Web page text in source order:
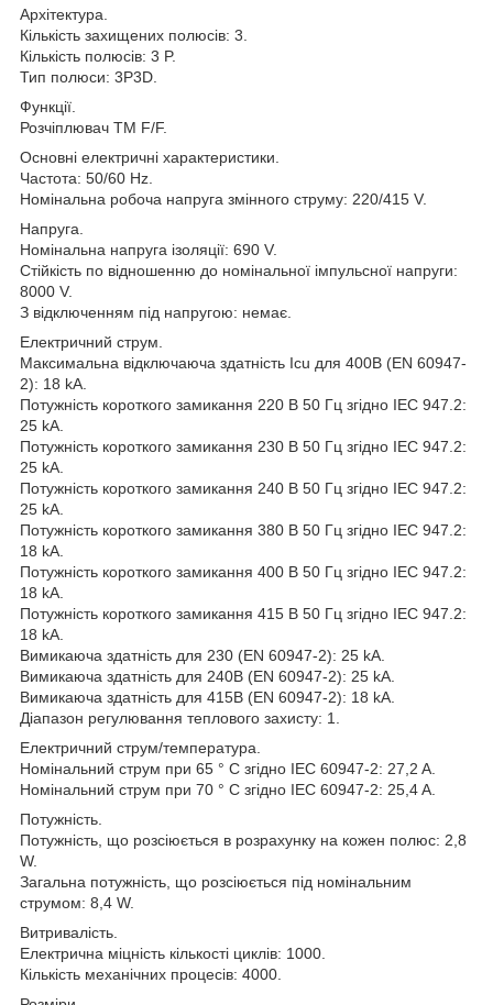
Архітектура.
Кількість захищених полюсів: 3.
Кількість полюсів: 3 P.
Тип полюси: 3P3D.
Функції.
Розчіплювач TM F/F.
Основні електричні характеристики.
Частота: 50/60 Hz.
Номінальна робоча напруга змінного струму: 220/415 V.
Напруга.
Номінальна напруга ізоляції: 690 V.
Стійкість по відношенню до номінальної імпульсної напруги:
8000 V.
З відключенням під напругою: немає.
Електричний струм.
Максимальна відключаюча здатність Icu для 400В (EN 60947-
2): 18 kA.
Потужність короткого замикання 220 В 50 Гц згідно IEC 947.2:
25 kA.
Потужність короткого замикання 230 В 50 Гц згідно IEC 947.2:
25 kA.
Потужність короткого замикання 240 В 50 Гц згідно IEC 947.2:
25 kA.
Потужність короткого замикання 380 В 50 Гц згідно IEC 947.2:
18 kA.
Потужність короткого замикання 400 В 50 Гц згідно IEC 947.2:
18 kA.
Потужність короткого замикання 415 В 50 Гц згідно IEC 947.2:
18 kA.
Вимикаюча здатність для 230 (EN 60947-2): 25 kA.
Вимикаюча здатність для 240В (EN 60947-2): 25 kA.
Вимикаюча здатність для 415В (EN 60947-2): 18 kA.
Діапазон регулювання теплового захисту: 1.
Електричний струм/температура.
Номінальний струм при 65 ° C згідно IEC 60947-2: 27,2 A.
Номінальний струм при 70 ° C згідно IEC 60947-2: 25,4 A.
Потужність.
Потужність, що розсіюється в розрахунку на кожен полюс: 2,8
W.
Загальна потужність, що розсіюється під номінальним
струмом: 8,4 W.
Витривалість.
Електрична міцність кількості циклів: 1000.
Кількість механічних процесів: 4000.